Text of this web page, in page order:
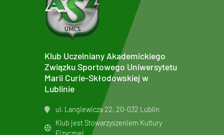
Klub Uczelniany Akademickiego
Związku Sportowego Uniwersytetu
Marii Curie-Skłodowskiej w
Lublinie
ul. Langiewicza 22, 20-032 Lublin
Klub jest Stowarzyszeniem Kultury